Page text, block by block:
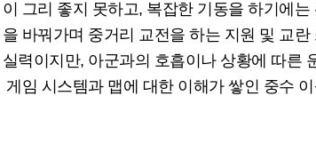
이 그리 좋지 못하고, 복잡한 기동을 하기에
을 바꿔가며 중거리 교전을 하는 지원 및 교
실력이지만, 아군과의 호흡이나 상황에 따른
게임 시스템과 맵에 대한 이해가 쌓인 중수